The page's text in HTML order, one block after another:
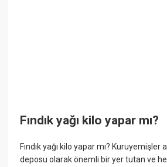
Fındık yağı kilo yapar mı?
Fındık yağı kilo yapar mı? Kuruyemişler
deposu olarak önemli bir yer tutan ve